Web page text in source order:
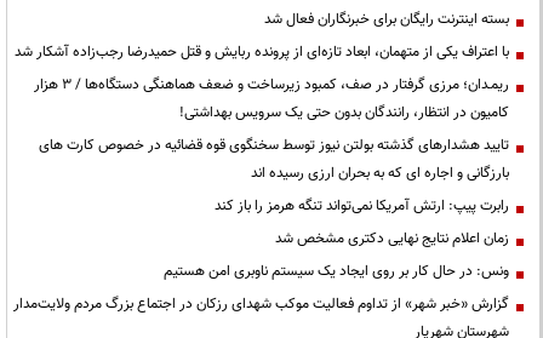
بسته اینترنت رایگان برای خبرنگاران فعال شد
با اعتراف یکی از متهمان، ابعاد تازه‌ای از پرونده ربایش و قتل حمیدرضا رجب‌زاده آشکار شد
ریمـدان؛ مرزی گرفتار در صف، کمبود زیرساخت و ضعف هماهنگی دستگاه‌ها / ۳ هزار
کامیون در انتظار، رانندگان بدون حتی یک سرویس بهداشتی!
تایید هشدارهای گذشته بولتن نیوز توسط سخنگوی قوه قضائیه در خصوص کارت های
بارزگانی و اجاره ای که به بحران ارزی رسیده اند
رابرت پیپ: ارتش آمریکا نمی‌تواند تنگه هرمز را باز کند
زمان اعلام نتایج نهایی دکتری مشخص شد
ونس: در حال کار بر روی ایجاد یک سیستم ناوبری امن هستیم
گزارش «خبر شهر» از تداوم فعالیت موکب شهدای رزکان در اجتماع بزرگ مردم ولایت‌مدار
شهرستان شهریار